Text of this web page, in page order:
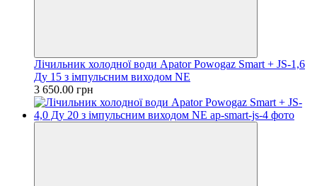
Лічильник холодної води Apator Powogaz Smart + JS-1,6
Ду 15 з імпульсним виходом NE
3 650.00 грн